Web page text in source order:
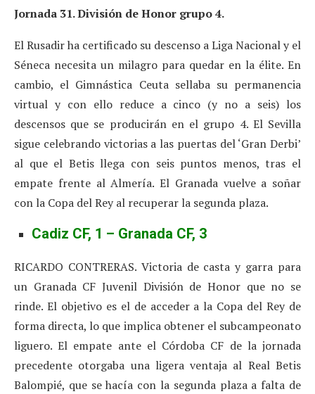
Jornada 31. División de Honor grupo 4.
El Rusadir ha certificado su descenso a Liga Nacional y el
Séneca necesita un milagro para quedar en la élite. En
cambio, el Gimnástica Ceuta sellaba su permanencia
virtual y con ello reduce a cinco (y no a seis) los
descensos que se producirán en el grupo 4. El Sevilla
sigue celebrando victorias a las puertas del ‘Gran Derbi’
al que el Betis llega con seis puntos menos, tras el
empate frente al Almería. El Granada vuelve a soñar
con la Copa del Rey al recuperar la segunda plaza.
Cadiz CF, 1 – Granada CF, 3
RICARDO CONTRERAS. Victoria de casta y garra para
un Granada CF Juvenil División de Honor que no se
rinde. El objetivo es el de acceder a la Copa del Rey de
forma directa, lo que implica obtener el subcampeonato
liguero. El empate ante el Córdoba CF de la jornada
precedente otorgaba una ligera ventaja al Real Betis
Balompié, que se hacía con la segunda plaza a falta de